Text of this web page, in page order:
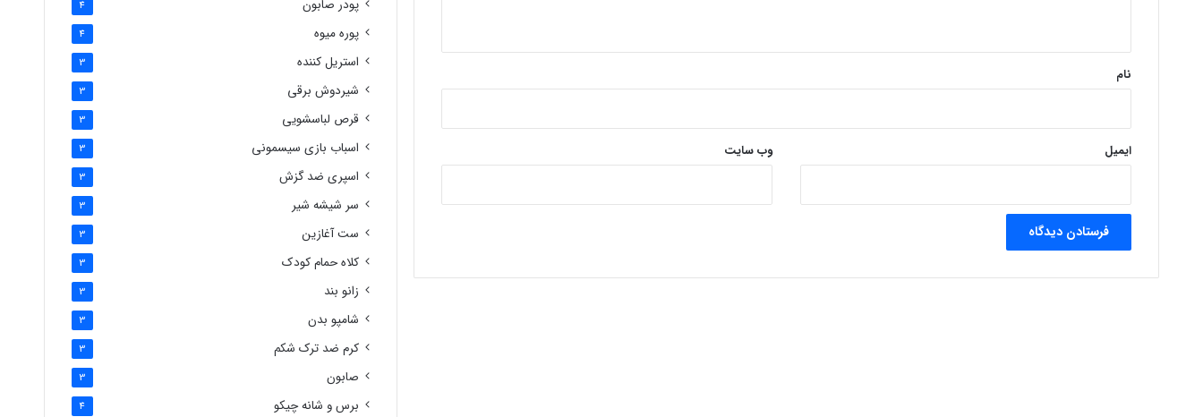
نام
ایمیل وب‌ سایت
پودر صابون 4
پوره میوه 4
استریل کننده 3
شیردوش برقی 3
قرص لباسشویی 3
اسباب بازی سیسمونی 3
اسپری ضد گزش 3
سر شیشه شیر 3
ست آغازین 3
کلاه حمام کودک 3
زانو بند 3
شامپو بدن 3
کرم ضد ترک شکم 3
صابون 3
برس و شانه چیکو 4